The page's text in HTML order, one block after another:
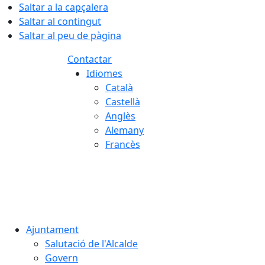
Saltar a la capçalera
Saltar al contingut
Saltar al peu de pàgina
Contactar
Idiomes
Català
Castellà
Anglès
Alemany
Francès
Ajuntament
Salutació de l'Alcalde
Govern